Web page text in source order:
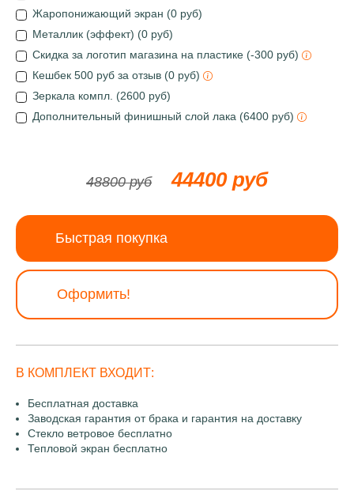
Жаропонижающий экран (0 руб)
Металлик (эффект) (0 руб)
Скидка за логотип магазина на пластике (-300 руб)
Кешбек 500 руб за отзыв (0 руб)
Зеркала компл. (2600 руб)
Дополнительный финишный слой лака (6400 руб)
48800 руб 44400 руб
Быстрая покупка
Оформить!
В КОМПЛЕКТ ВХОДИТ:
Бесплатная доставка
Заводская гарантия от брака и гарантия на доставку
Стекло ветровое бесплатно
Тепловой экран бесплатно